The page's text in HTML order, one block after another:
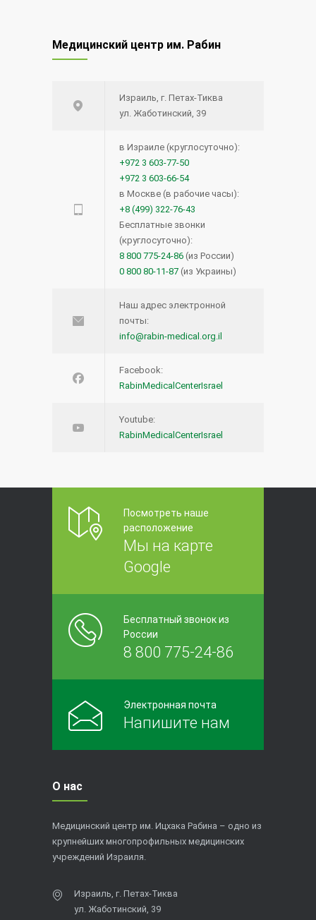
Медицинский центр им. Рабин
Израиль, г. Петах-Тиква
ул. Жаботинский, 39
в Израиле (круглосуточно):
+972 3 603-77-50
+972 3 603-66-54
в Москве (в рабочие часы):
+8 (499) 322-76-43
Бесплатные звонки
(круглосуточно):
8 800 775-24-86 (из России)
0 800 80-11-87 (из Украины)
Наш адрес электронной
почты:
info@rabin-medical.org.il
Facebook:
RabinMedicalCenterIsrael
Youtube:
RabinMedicalCenterIsrael
Посмотреть наше
расположение
Мы на карте
Google
Бесплатный звонок из
России
8 800 775-24-86
Электронная почта
Напишите нам
О нас
Медицинский центр им. Ицхака Рабина – одно из
крупнейших многопрофильных медицинских
учреждений Израиля.
Израиль, г. Петах-Тиква
ул. Жаботинский, 39